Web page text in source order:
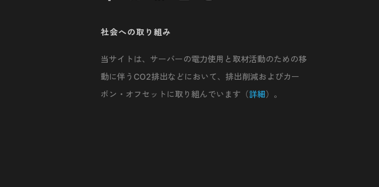
社会への取り組み
当サイトは、サーバーの電力使用と取材活動のための移
動に伴うCO2排出などにおいて、排出削減およびカー
ボン・オフセットに取り組んでいます（詳細）。